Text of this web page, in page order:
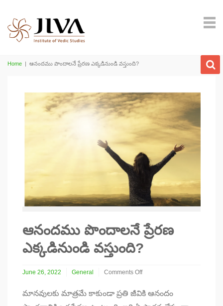
Home | ఆనందము పొందాలనే ప్రేరణ ఎక్కడినుండి వస్తుంది?
ఆనందము పొందాలనే ప్రేరణ
ఎక్కడినుండి వస్తుంది?
June 26, 2022 General
Comments Off
ఆనందము
పొందాలనే
మానవులకు మాత్రమే కాకుండా ప్రతి జీవికి ఆనందం